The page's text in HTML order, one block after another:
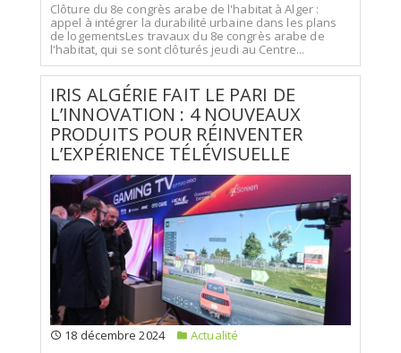
Clôture du 8e congrès arabe de l'habitat à Alger :
appel à intégrer la durabilité urbaine dans les plans
de logementsLes travaux du 8e congrès arabe de
l'habitat, qui se sont clôturés jeudi au Centre...
IRIS ALGÉRIE FAIT LE PARI DE
L’INNOVATION : 4 NOUVEAUX
PRODUITS POUR RÉINVENTER
L’EXPÉRIENCE TÉLÉVISUELLE
18 décembre 2024
Actualité